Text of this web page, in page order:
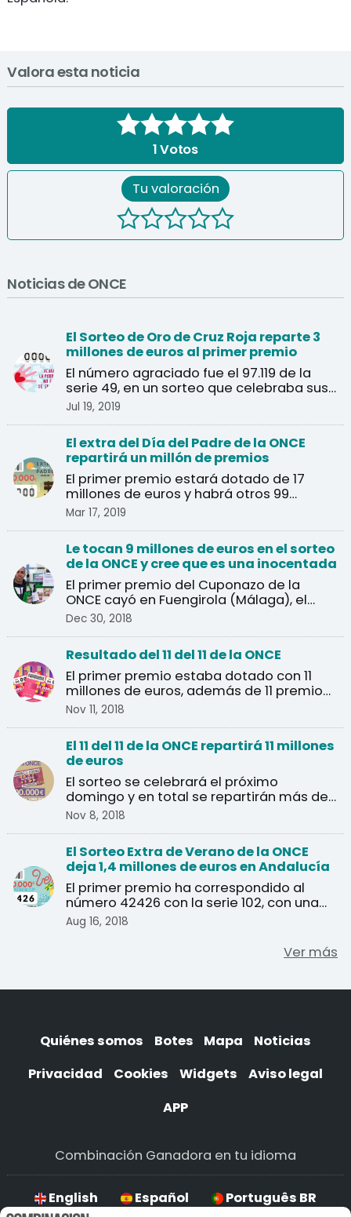
Valora esta noticia
1Votos
Tu valoración
Noticias de ONCE
El Sorteo de Oro de Cruz Roja reparte 3
millones de euros al primer premio
El número agraciado fue el 97.119 de la
serie 49, en un sorteo que celebraba sus
40 años.
Jul 19, 2019
El extra del Día del Padre de la ONCE
repartirá un millón de premios
El primer premio estará dotado de 17
millones de euros y habrá otros 99
premios de 40.000 euros.
Mar 17, 2019
Le tocan 9 millones de euros en el sorteo
de la ONCE y cree que es una inocentada
El primer premio del Cuponazo de la
ONCE cayó en Fuengirola (Málaga), el
Dec 30, 2018
Resultado del 11 del 11 de la ONCE
El primer premio estaba dotado con 11
millones de euros, además de 11 premios
de un millón de euros.
Nov 11, 2018
El 11 del 11 de la ONCE repartirá 11 millones
de euros
El sorteo se celebrará el próximo
domingo y en total se repartirán más de
Nov 8, 2018
El Sorteo Extra de Verano de la ONCE
deja 1,4 millones de euros en Andalucía
El primer premio ha correspondido al
número 42426 con la serie 102, con una
dotación de 20 millo ...
Aug 16, 2018
Ver más
Quiénes somos Botes Mapa
Noticias
Privacidad
Cookies Widgets
Aviso legal
APP
Combinación Ganadora en tu idioma
English Español Português BR